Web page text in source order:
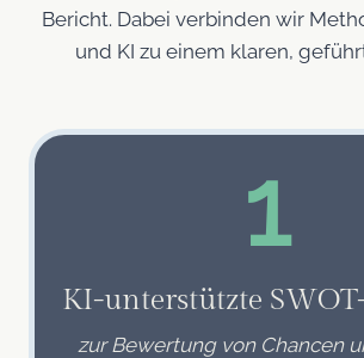
Bericht. Dabei verbinden wir
und KI zu einem klaren,
1
KI-unterstützte
zur Bewertung von Chancen